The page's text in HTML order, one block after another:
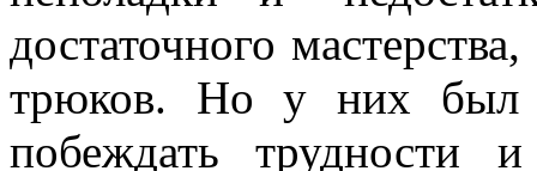
достаточного
трюков. Но у них был
побеждать трудности